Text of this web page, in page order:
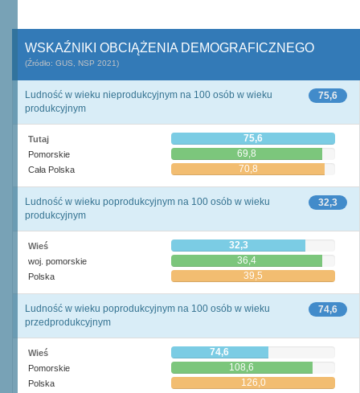
WSKAŹNIKI OBCIĄŻENIA DEMOGRAFICZNEGO
(Źródło: GUS, NSP 2021)
75,6
Ludność w wieku nieprodukcyjnym na 100 osób w wieku
produkcyjnym
Tutaj 75,6
Pomorskie 69,8
Cała Polska 70,8
32,3
Ludność w wieku poprodukcyjnym na 100 osób w wieku
produkcyjnym
Wieś 32,3
woj. pomorskie 36,4
Polska 39,5
74,6
Ludność w wieku poprodukcyjnym na 100 osób w wieku
przedprodukcyjnym
Wieś 74,6
Pomorskie 108,6
Polska 126,0